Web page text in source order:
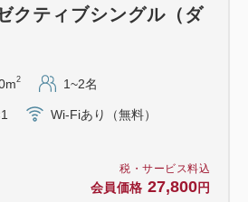
税・サービス料込
会員価格 27,800円
クティブシングル（ダ
2 1~2名
Wi-Fiあり（無料）